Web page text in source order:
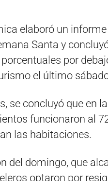
elaboró un
Santa y
por
el último
se concluyó que en
funcionaron al
las habitaciones.
del domingo, que
optaron por